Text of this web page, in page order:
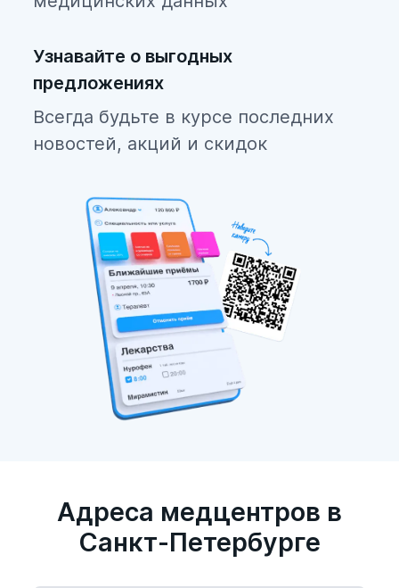
Узнавайте о выгодных
предложениях
Всегда будьте в курсе последних
новостей, акций и скидок
Адреса медцентров в
Санкт-Петербурге